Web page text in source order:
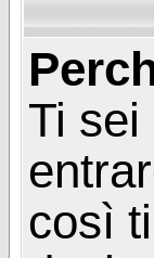
Ti
così